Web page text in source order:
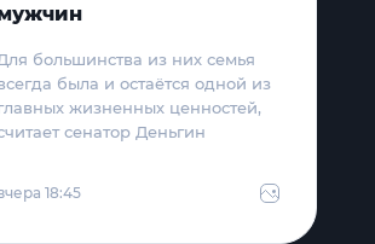
большинства из них семья
была и остаётся одной из
жизненных ценностей,
сенатор Деньгин
18:45